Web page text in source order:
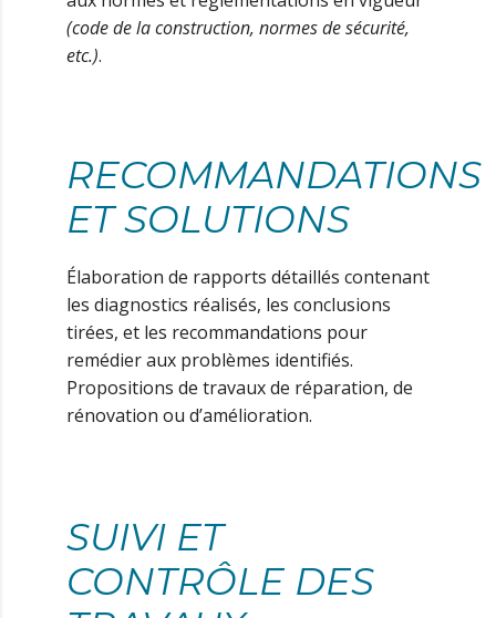
(code de la construction, normes de sécurité,
etc.).
RECOMMANDATIONS
ET SOLUTIONS
Élaboration de rapports détaillés contenant
les diagnostics réalisés, les conclusions
tirées, et les recommandations pour
remédier aux problèmes identifiés.
Propositions de travaux de réparation, de
rénovation ou d’amélioration.
SUIVI ET
CONTRÔLE DES